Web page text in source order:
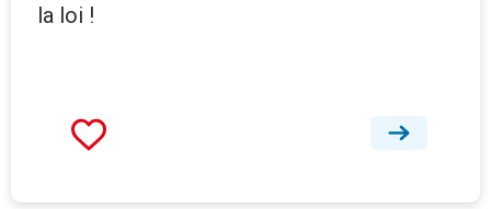
la loi !